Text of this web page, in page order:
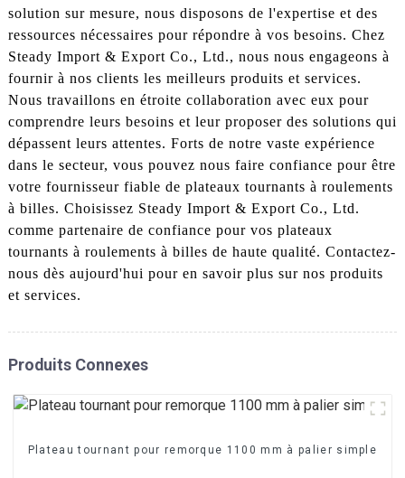
solution sur mesure, nous disposons de l'expertise et des
ressources nécessaires pour répondre à vos besoins. Chez
Steady Import & Export Co., Ltd., nous nous engageons à
fournir à nos clients les meilleurs produits et services.
Nous travaillons en étroite collaboration avec eux pour
comprendre leurs besoins et leur proposer des solutions qui
dépassent leurs attentes. Forts de notre vaste expérience
dans le secteur, vous pouvez nous faire confiance pour être
votre fournisseur fiable de plateaux tournants à roulements
à billes. Choisissez Steady Import & Export Co., Ltd.
comme partenaire de confiance pour vos plateaux
tournants à roulements à billes de haute qualité. Contactez-
nous dès aujourd'hui pour en savoir plus sur nos produits
et services.
Produits Connexes
Plateau tournant pour remorque 1100 mm à palier simple